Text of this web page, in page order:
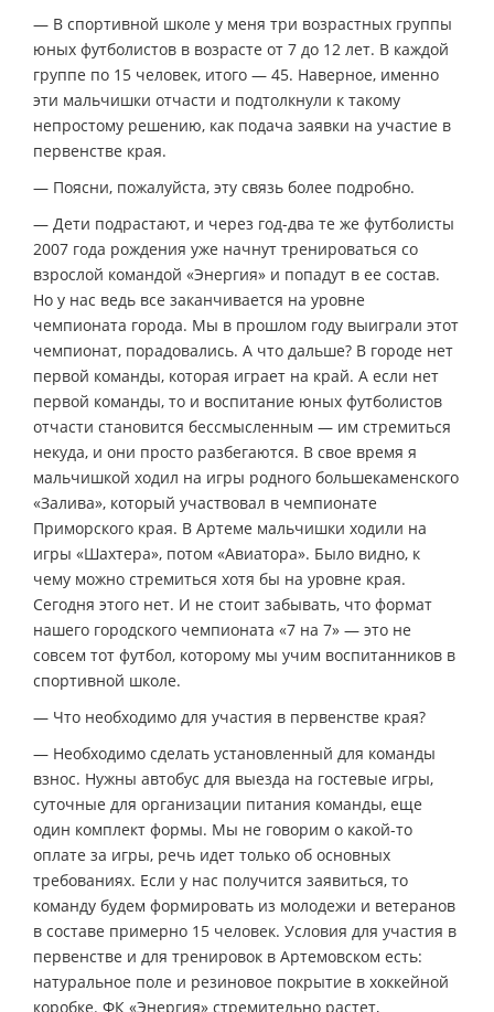
— В спортивной школе у меня три возрастных группы
юных футболистов в возрасте от 7 до 12 лет. В каждой
группе по 15 человек, итого — 45. Наверное, именно
эти мальчишки отчасти и подтолкнули к такому
непростому решению, как подача заявки на участие в
первенстве края.
— Поясни, пожалуйста, эту связь более подробно.
— Дети подрастают, и через год-два те же футболисты
2007 года рождения уже начнут тренироваться со
взрослой командой «Энергия» и попадут в ее состав.
Но у нас ведь все заканчивается на уровне
чемпионата города. Мы в прошлом году выиграли этот
чемпионат, порадовались. А что дальше? В городе нет
первой команды, которая играет на край. А если нет
первой команды, то и воспитание юных футболистов
отчасти становится бессмысленным — им стремиться
некуда, и они просто разбегаются. В свое время я
мальчишкой ходил на игры родного большекаменского
«Залива», который участвовал в чемпионате
Приморского края. В Артеме мальчишки ходили на
игры «Шахтера», потом «Авиатора». Было видно, к
чему можно стремиться хотя бы на уровне края.
Сегодня этого нет. И не стоит забывать, что формат
нашего городского чемпионата «7 на 7» — это не
совсем тот футбол, которому мы учим воспитанников в
спортивной школе.
— Что необходимо для участия в первенстве края?
— Необходимо сделать установленный для команды
взнос. Нужны автобус для выезда на гостевые игры,
суточные для организации питания команды, еще
один комплект формы. Мы не говорим о какой-то
оплате за игры, речь идет только об основных
требованиях. Если у нас получится заявиться, то
команду будем формировать из молодежи и ветеранов
в составе примерно 15 человек. Условия для участия в
первенстве и для тренировок в Артемовском есть:
натуральное поле и резиновое покрытие в хоккейной
коробке. ФК «Энергия» стремительно растет,